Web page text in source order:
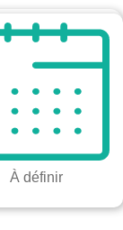
À définir